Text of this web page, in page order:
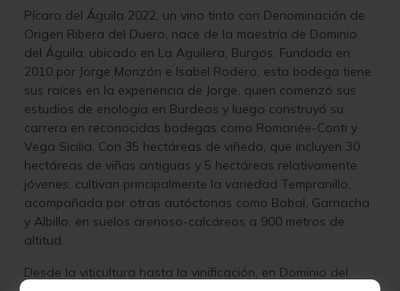
Pícaro del Águila 2022, un vino tinto con Denominación de
Origen Ribera del Duero, nace de la maestría de Dominio
del Águila, ubicado en La Aguilera, Burgos. Fundada en
2010 por Jorge Monzón e Isabel Rodero, esta bodega tiene
sus raíces en la experiencia de Jorge, quien comenzó sus
estudios de enología en Burdeos y luego construyó su
carrera en reconocidas bodegas como Romanée-Conti y
Vega Sicilia. Con 35 hectáreas de viñedo, que incluyen 30
hectáreas de viñas antiguas y 5 hectáreas relativamente
jóvenes, cultivan principalmente la variedad Tempranillo,
acompañada por otras autóctonas como Bobal, Garnacha
y Albillo, en suelos arenoso-calcáreos a 900 metros de
altitud.
Desde la viticultura hasta la vinificación, en Dominio del